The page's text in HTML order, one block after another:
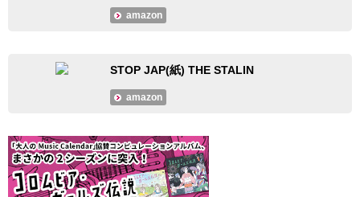
amazon
STOP JAP(紙) THE STALIN
amazon